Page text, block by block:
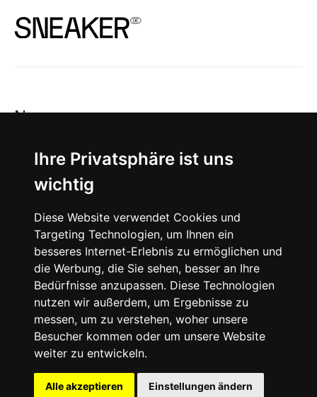
Ihre Privatsphäre ist uns
wichtig
Diese Website verwendet Cookies und
Targeting Technologien, um Ihnen ein
besseres Internet-Erlebnis zu ermöglichen und
die Werbung, die Sie sehen, besser an Ihre
Bedürfnisse anzupassen. Diese Technologien
nutzen wir außerdem, um Ergebnisse zu
messen, um zu verstehen, woher unsere
Besucher kommen oder um unsere Website
weiter zu entwickeln.
Alle akzeptieren Einstellungen ändern
News
About
Instagram
Facebook
© 2024 SNEAKERᴰᴱ, All rights reserved.
Impressum Datenschutz
Cookie-Einstellungen